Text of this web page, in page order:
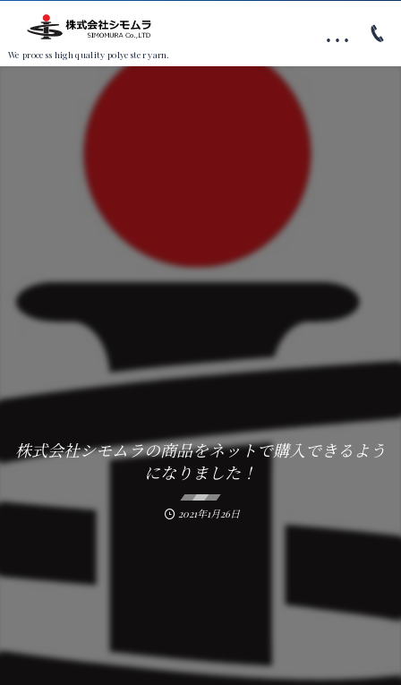
We process high quality polyester yarn.
…
株式会社シモムラの商品をネットで購入できるよう
になりました！
2021年1月26日